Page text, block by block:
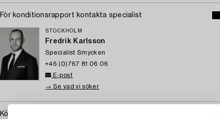
För konditionsrapport kontakta specialist
STOCKHOLM
Fredrik Karlsson
Specialist Smycken
+46 (0)767 81 06 06
E-post
→ Se vad vi söker
Köpinformation